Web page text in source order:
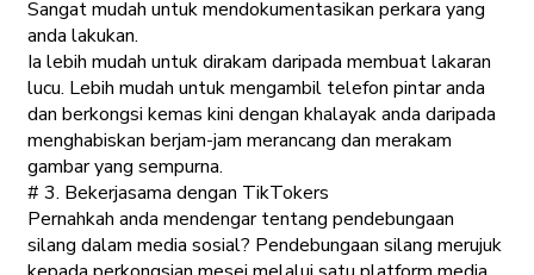
Sangat mudah untuk mendokumentasikan perkara yang
anda lakukan.
Ia lebih mudah untuk dirakam daripada membuat lakaran
lucu. Lebih mudah untuk mengambil telefon pintar anda
dan berkongsi kemas kini dengan khalayak anda daripada
menghabiskan berjam-jam merancang dan merakam
gambar yang sempurna.
# 3. Bekerjasama dengan TikTokers
Pernahkah anda mendengar tentang pendebungaan
silang dalam media sosial? Pendebungaan silang merujuk